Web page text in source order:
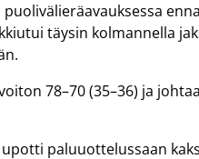
täysin kolmannella
78–70 (35–36) ja
paluuottelussaan